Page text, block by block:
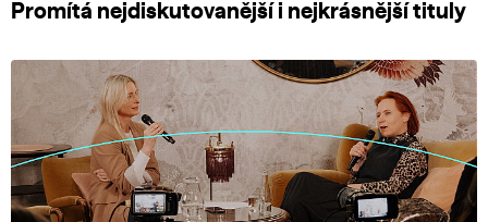
Promítá nejdiskutovanější i nejkrásnější tituly